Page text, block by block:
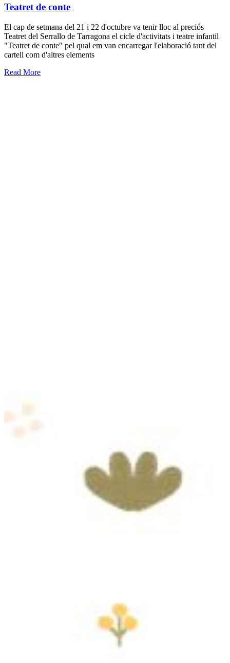
Teatret de conte
El cap de setmana del 21 i 22 d'octubre va tenir lloc al preciós
Teatret del Serrallo de Tarragona el cicle d'activitats i teatre infantil
"Teatret de conte" pel qual em van encarregar l'elaboració tant del
cartell com d'altres elements
Read More